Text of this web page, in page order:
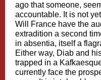
ago that someone,
accountable. It is not
Will France have the
extradition a second
in absentia, itself a
Either way, Diab and
trapped in a
currently face the